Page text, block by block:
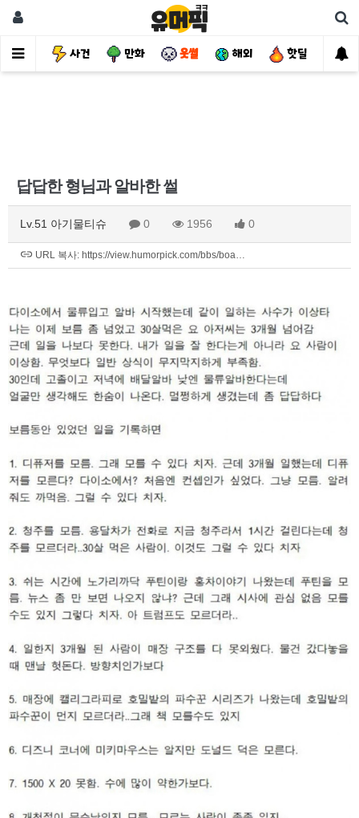
유머 사건 만화 웃썰 해외 핫딜 자
답답한 형님과 알바한 썰
Lv.51 아기물티슈 0 1956 0
URL 복사: https://view.humorpick.com/bbs/boa…